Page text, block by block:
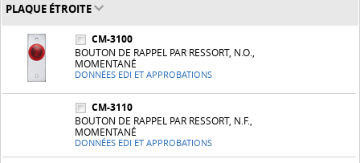
PLAQUE ÉTROITE
CM-3100
BOUTON DE RAPPEL PAR RESSORT, N.O.,
MOMENTANÉ
DONNÉES EDI ET APPROBATIONS
CM-3110
BOUTON DE RAPPEL PAR RESSORT, N.F.,
MOMENTANÉ
DONNÉES EDI ET APPROBATIONS